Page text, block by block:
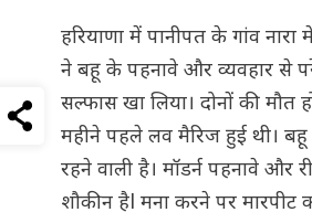
हरियाणा में पानीपत के गांव
ने बहू के पहनावे और व्यवहार से
सल्फास खा लिया। दोनों की मौत
महीने पहले लव मैरिज हुई थी। बहू
रहने वाली है। मॉडर्न पहनावे और
शौकीन हैl मना करने पर मारपीट